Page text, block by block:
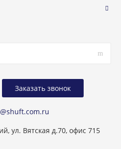
ул. Вятская д.70, офис 715
Заказать звонок